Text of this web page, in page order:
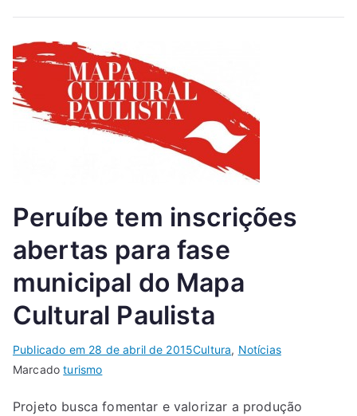
Peruíbe tem inscrições
abertas para fase
municipal do Mapa
Cultural Paulista
Publicado em 28 de abril de 2015Cultura, Notícias
Marcadoturismo
Projeto busca fomentar e valorizar a produção